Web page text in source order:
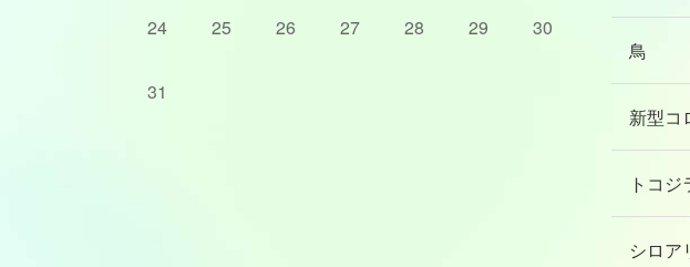
24 25 26 27 28 29 30
31
鳥
新型コ
トコジ
シロア